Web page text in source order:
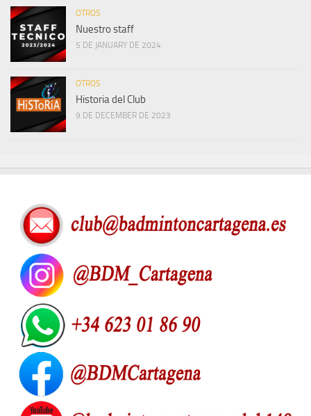
OTROS
Nuestro staff
5 DE JANUARY DE 2024
OTROS
Historia del Club
9 DE DECEMBER DE 2023